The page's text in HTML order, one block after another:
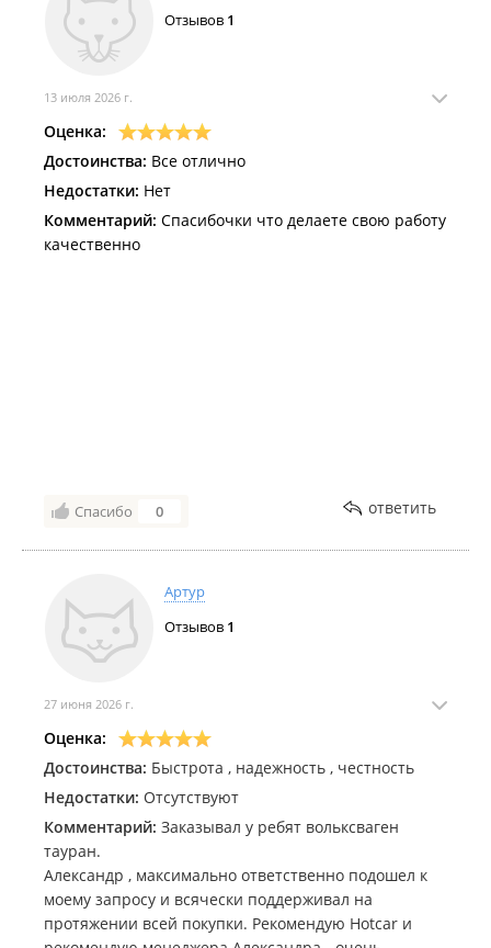
Отзывов 1
13 июля 2026 г.
Оценка:
Достоинства: Все отлично
Недостатки: Нет
Комментарий: Спасибочки что делаете свою работу
качественно
Спасибо 0 ответить
Артур
Отзывов 1
27 июня 2026 г.
Оценка:
Достоинства: Быстрота , надежность , честность
Недостатки: Отсутствуют
Комментарий: Заказывал у ребят вольксваген
тауран.
Александр , максимально ответственно подошел к
моему запросу и всячески поддерживал на
протяжении всей покупки. Рекомендую Hotcar и